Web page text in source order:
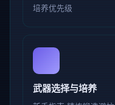
培养优先级
武器选择与培养